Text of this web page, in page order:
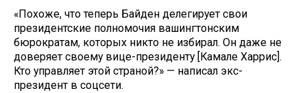
«Похоже, что теперь Байден делегирует свои
президентские полномочия вашингтонским
бюрократам, которых никто не избирал. Он даже не
доверяет своему вице-президенту [Камале Харрис].
Кто управляет этой страной?» — написал экс-
президент в соцсети.